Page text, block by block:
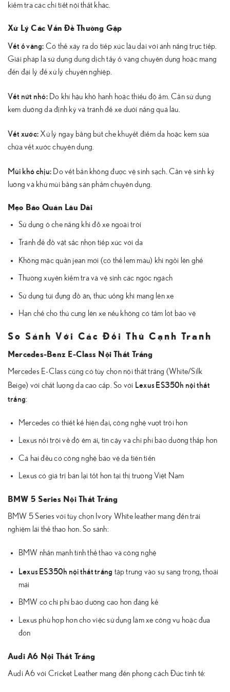
kiểm tra các chi tiết nội thất khác.
Xử Lý Các Vấn Đề Thường Gặp
Vết ố vàng: Có thể xảy ra do tiếp xúc lâu dài với ánh nắng trực tiếp.
Giải pháp là sử dụng dung dịch tẩy ố vàng chuyên dụng hoặc mang
đến đại lý để xử lý chuyên nghiệp.
Vết nứt nhỏ:Do khí hậu khô hanh hoặc thiếu độ ẩm. Cần sử dụng
kem dưỡng da định kỳ và tránh để xe dưới nắng quá lâu.
Vết xước: Xử lý ngay bằng bút che khuyết điểm da hoặc kem sửa
chữa vết xước chuyên dụng.
Mùi khó chịu: Do vết bẩn không được vệ sinh sạch. Cần vệ sinh kỹ
lưỡng và khử mùi bằng sản phẩm chuyên dụng.
Mẹo Bảo Quản Lâu Dài
Sử dụng ô che nắng khi đỗ xe ngoài trời
Tránh để đồ vật sắc nhọn tiếp xúc với da
Không mặc quần jean mới (có thể lem màu) khi ngồi lên ghế
Thường xuyên kiểm tra và vệ sinh các ngóc ngách
Sử dụng túi đựng đồ ăn, thức uống khi mang lên xe
Hạn chế cho thú cưng lên xe nếu không có tấm lót bảo vệ
So Sánh Với Các Đối Thủ Cạnh Tranh
Mercedes-Benz E-Class Nội Thất Trắng
Mercedes E-Class cũng có tùy chọn nội thất trắng (White/Silk
Beige) với chất lượng da cao cấp. So với Lexus ES350h nội thất
trắng:
Mercedes có thiết kế hiện đại, công nghệ vượt trội hơn
Lexus nổi trội về độ êm ái, tin cậy và chi phí bảo dưỡng thấp hơn
Cả hai đều có công nghệ bảo vệ da tiên tiến
Lexus có giá trị bán lại tốt hơn tại thị trường Việt Nam
BMW 5 Series Nội Thất Trắng
BMW 5 Series với tùy chọn Ivory White leather mang đến trải
nghiệm lái thể thao hơn. So sánh:
BMW nhấn mạnh tính thể thao và công nghệ
Lexus ES350h nội thất trắng tập trung vào sự sang trọng, thoải
mái
BMW có chi phí bảo dưỡng cao hơn đáng kể
Lexus phù hợp hơn cho việc sử dụng làm xe công vụ hoặc đưa
đón
Audi A6 Nội Thất Trắng
Audi A6 với Cricket Leather mang đến phong cách Đức tinh tế: